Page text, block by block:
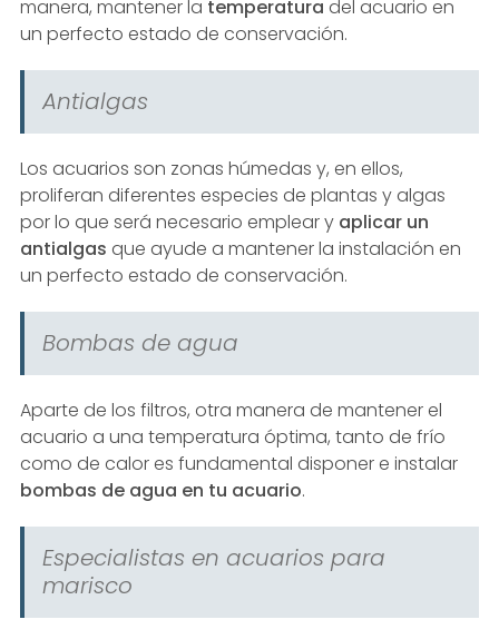
manera, mantener la temperatura del acuario en
un perfecto estado de conservación.
Antialgas
Los acuarios son zonas húmedas y, en ellos,
proliferan diferentes especies de plantas y algas
por lo que será necesario emplear y aplicar un
antialgas que ayude a mantener la instalación en
un perfecto estado de conservación.
Bombas de agua
Aparte de los filtros, otra manera de mantener el
acuario a una temperatura óptima, tanto de frío
como de calor es fundamental disponer e instalar
bombas de agua en tu acuario.
Especialistas en acuarios para
marisco